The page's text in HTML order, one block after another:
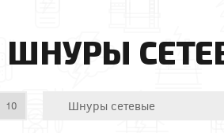
ШНУРЫ
10 Шнуры сетевые